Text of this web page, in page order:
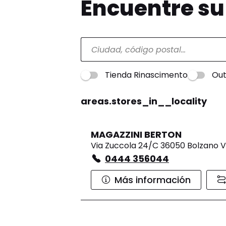
Encuentre
Tienda Rinascimento
areas.stores_in__locality
MAGAZZINI BERTON
Via Zuccola 24/C 36050 Bolzano
0444 356044
Más información